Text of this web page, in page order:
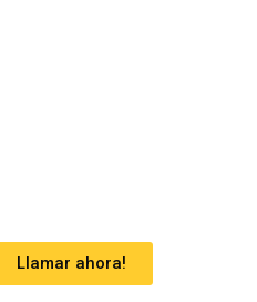
Llamar ahora!